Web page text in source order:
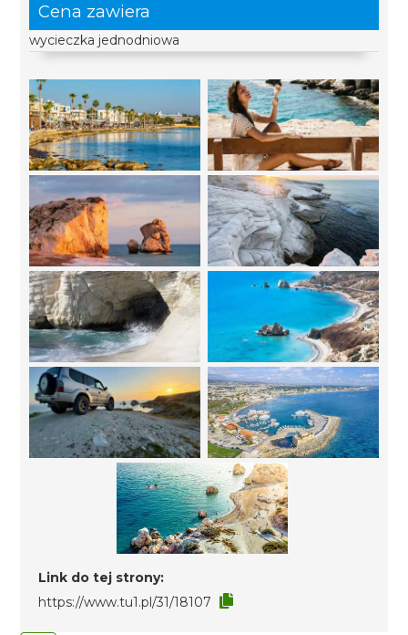
Cena zawiera
wycieczka jednodniowa
Link do tej strony:
https://www.tu1.pl/31/18107